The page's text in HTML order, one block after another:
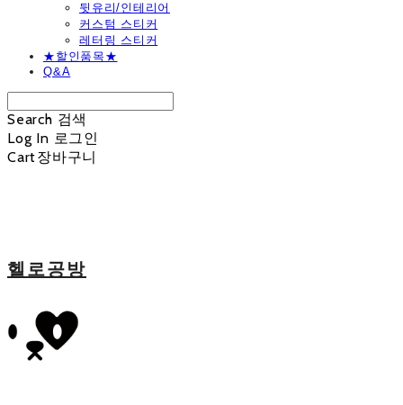
뒷유리/인테리어
커스텀 스티커
레터링 스티커
★할인품목★
Q&A
Search 검색
Log In 로그인
Cart장바구니
헬로공방